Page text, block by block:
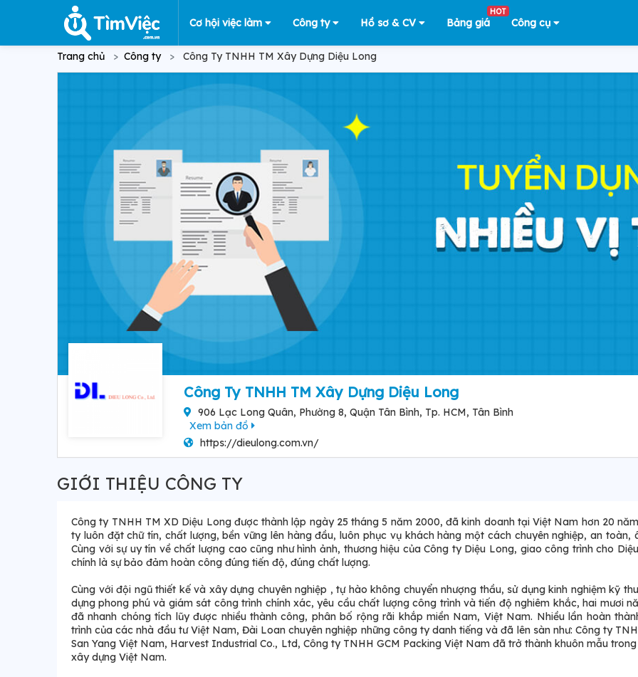
Cơ hội việc làm Công ty Hồ sơ & CV Bảng giá
HOT
Công cụ
Trang chủ Công ty Công Ty TNHH TM Xây Dựng Diệu Long
Công Ty TNHH TM Xây Dựng Diệu Long
906 Lạc Long Quân, Phường 8, Quận Tân Bình, Tp. HCM, Tân Bình
Xem bản đồ
https://dieulong.com.vn/
GIỚI THIỆU CÔNG TY
Công ty TNHH TM XD Diệu Long được thành lập ngày 25 tháng 5 năm 2000, đã kinh doanh tại Việt Nam hơn 20
ty luôn đặt chữ tín, chất lượng, bền vững lên hàng đầu, luôn phục vụ khách hàng một cách chuyên nghiệp, an toàn,
Cùng với sự uy tín về chất lượng cao cũng như hình ảnh, thương hiệu của Công ty Diệu Long, giao công trình cho
chính là sự bảo đảm hoàn công đúng tiến độ, đúng chất lượng.
Cùng với đội ngũ thiết kế và xây dựng chuyên nghiệp , tự hào không chuyển nhượng thầu, sử dụng kinh nghiệm kỹ
dựng phong phú và giám sát công trình chính xác, yêu cầu chất lượng công trình và tiến độ nghiêm khắc, hai mươi
đã nhanh chóng tích lũy được nhiều thành công, phân bố rộng rãi khắp miền Nam, Việt Nam. Nhiều lần hoàn
trình của các nhà đầu tư Việt Nam, Đài Loan chuyên nghiệp những công ty danh tiếng và đã lên sàn như: Công ty
San Yang Việt Nam, Harvest Industrial Co., Ltd, Công ty TNHH GCM Packing Việt Nam đã trở thành khuôn mẫu
xây dựng Việt Nam.